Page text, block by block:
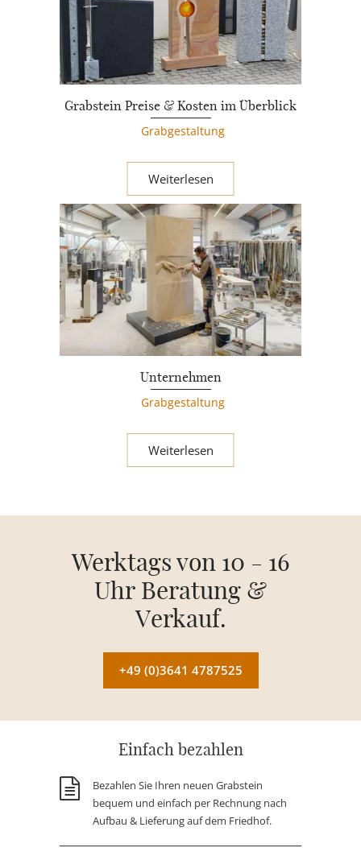
Grabstein Preise & Kosten im Überblick
Grabgestaltung
Weiterlesen
Unternehmen
Grabgestaltung
Weiterlesen
Werktags von 10 - 16
Uhr Beratung &
Verkauf.
+49 (0)3641 4787525
Einfach bezahlen
Bezahlen Sie Ihren neuen Grabstein
bequem und einfach per Rechnung nach
Aufbau & Lieferung auf dem Friedhof.